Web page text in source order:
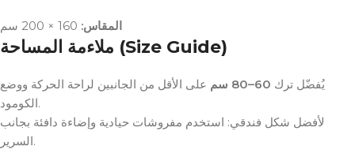
المقاس:
ملاءمة المساحة (Size Guide)
يُفضّل ترك 60–80 سم
على الأقل من الجانبين لراحة الحركة ووضع
الكومود.
لأفضل شكل فندقي: استخدم مفروشات حيادية وإضاءة دافئة بجانب
السرير.